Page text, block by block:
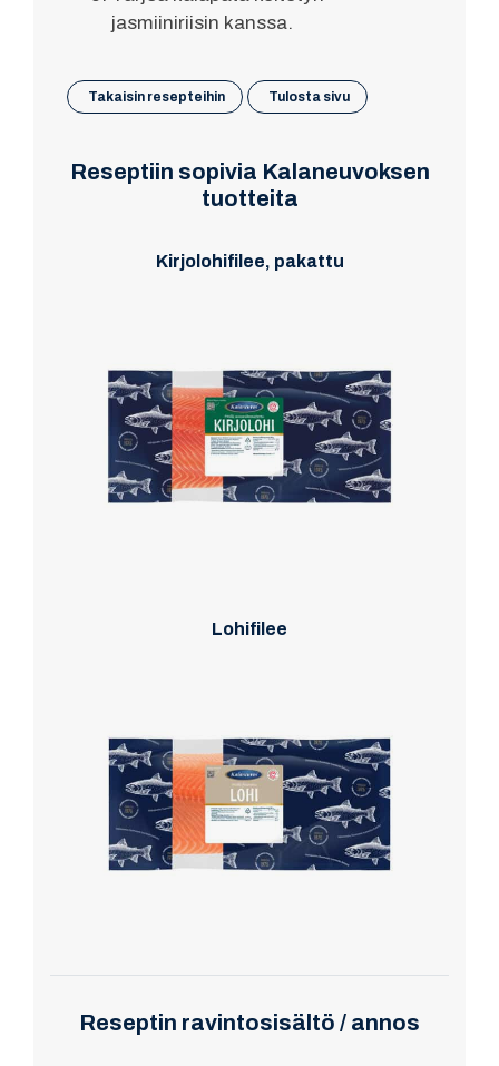
jasmiiniriisin kanssa.
Takaisin resepteihin Tulosta sivu
Reseptiin sopivia Kalaneuvoksen
tuotteita
Kirjolohifilee, pakattu
Lohifilee
Reseptin ravintosisältö / annos